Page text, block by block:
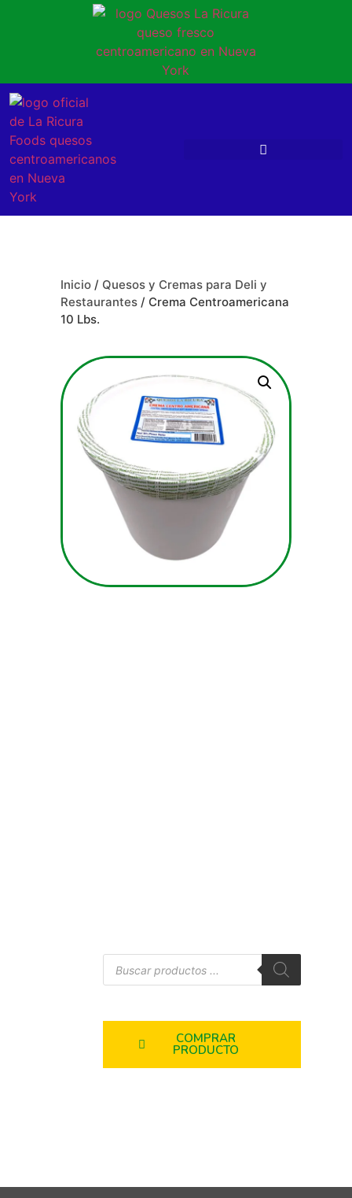
Inicio / Quesos y Cremas para Deli y
Restaurantes / Crema Centroamericana
10 Lbs.
COMPRAR
PRODUCTO